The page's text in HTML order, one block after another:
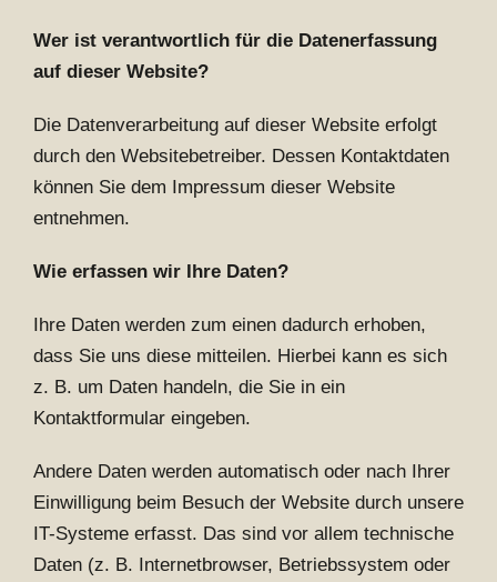
Wer ist verantwortlich für die Datenerfassung
auf dieser Website?
Die Datenverarbeitung auf dieser Website erfolgt
durch den Websitebetreiber. Dessen Kontaktdaten
können Sie dem Impressum dieser Website
entnehmen.
Wie erfassen wir Ihre Daten?
Ihre Daten werden zum einen dadurch erhoben,
dass Sie uns diese mitteilen. Hierbei kann es sich
z. B. um Daten handeln, die Sie in ein
Kontaktformular eingeben.
Andere Daten werden automatisch oder nach Ihrer
Einwilligung beim Besuch der Website durch unsere
IT-Systeme erfasst. Das sind vor allem technische
Daten (z. B. Internetbrowser, Betriebssystem oder